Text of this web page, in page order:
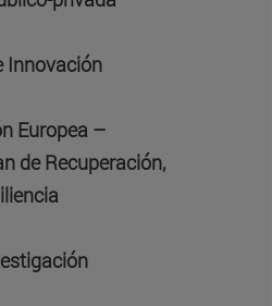
Innovación
Europea –
de Recuperación,